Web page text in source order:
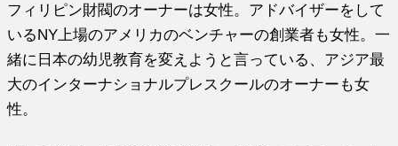
フィリピン財閥のオーナーは女性。アドバイザーをして
いるNY上場のアメリカのベンチャーの創業者も女性。一
緒に日本の幼児教育を変えようと言っている、アジア最
大のインターナショナルプレスクールのオーナーも女
性。